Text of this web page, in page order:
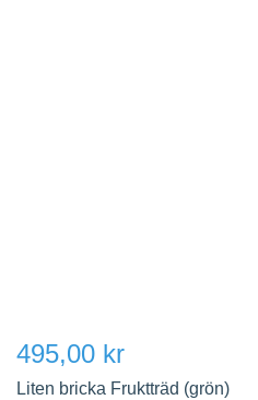
495,00 kr
Liten bricka Fruktträd (grön)